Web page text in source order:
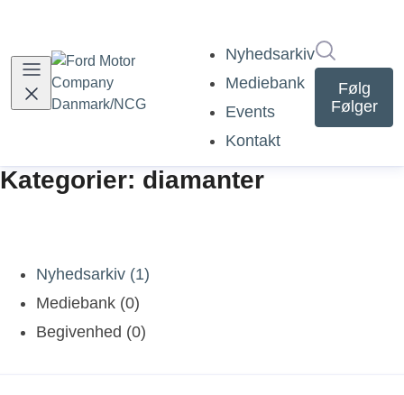
Nyhedsarkiv
Mediebank
Events
Kontakt
Følg
Følger
Kategorier: diamanter
Nyhedsarkiv (1)
Mediebank (0)
Begivenhed (0)